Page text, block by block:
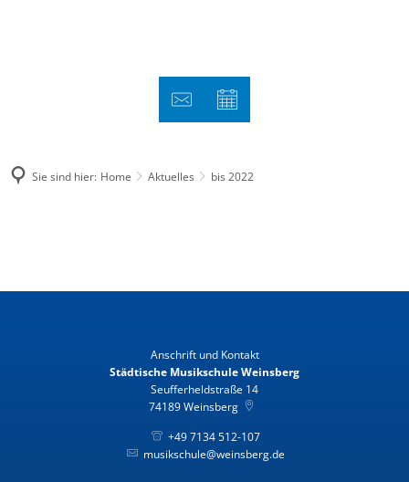
Sie sind hier: Home Aktuelles bis 2022
Anschrift und Kontakt
Städtische Musikschule Weinsberg
Seufferheldstraße 14
74189Weinsberg
+49 7134 512-107
musikschule@weinsberg.de